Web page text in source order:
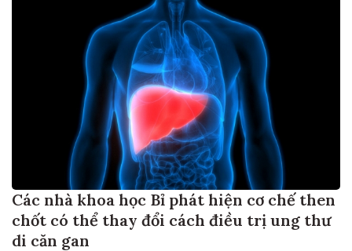
Các nhà khoa học Bỉ phát hiện cơ chế then
chốt có thể thay đổi cách điều trị ung thư
di căn gan